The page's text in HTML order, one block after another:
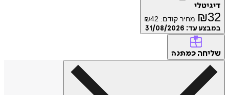
דיגיטלי
₪32 מחיר קודם: ₪42
במבצע עד: 31/08/2026
שליחה כמתנה